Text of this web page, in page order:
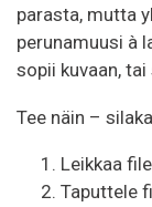
parasta, mutta
perunamuusi à
sopii kuvaan,
Tee näin –
Leikkaa
Taputtele